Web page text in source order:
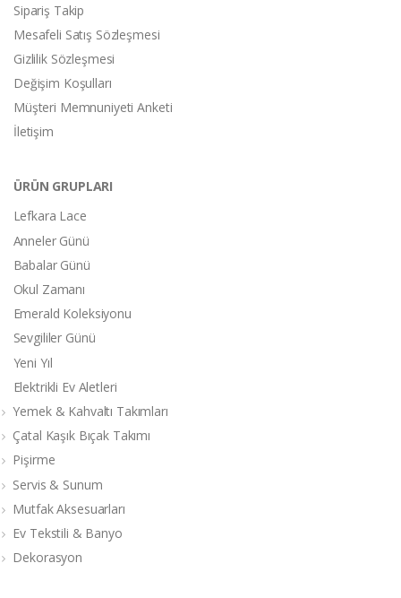
Sipariş Takip
Mesafeli Satış Sözleşmesi
Gizlilik Sözleşmesi
Değişim Koşulları
Müşteri Memnuniyeti Anketi
İletişim
ÜRÜN GRUPLARI
Lefkara Lace
Anneler Günü
Babalar Günü
Okul Zamanı
Emerald Koleksiyonu
Sevgililer Günü
Yeni Yıl
Elektrikli Ev Aletleri
Yemek & Kahvaltı Takımları
Çatal Kaşık Bıçak Takımı
Pişirme
Servis & Sunum
Mutfak Aksesuarları
Ev Tekstili & Banyo
Dekorasyon